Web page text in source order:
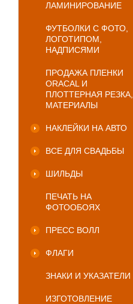
ЛАМИНИРОВАНИЕ
ФУТБОЛКИ С ФОТО,
ЛОГОТИПОМ,
НАДПИСЯМИ
ПРОДАЖА ПЛЕНКИ
ORACAL И
ПЛОТТЕРНАЯ РЕЗКА,
МАТЕРИАЛЫ
НАКЛЕЙКИ НА АВТО
ВСЕ ДЛЯ СВАДЬБЫ
ШИЛЬДЫ
ПЕЧАТЬ НА
ФОТООБОЯХ
ПРЕСС ВОЛЛ
ФЛАГИ
ЗНАКИ И УКАЗАТЕЛИ
ИЗГОТОВЛЕНИЕ